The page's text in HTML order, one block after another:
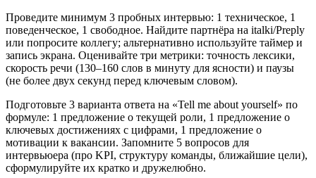
Проведите минимум 3 пробных интервью: 1 техническое, 1
поведенческое, 1 свободное. Найдите партнёра на italki/Preply
или попросите коллегу; альтернативно используйте таймер и
запись экрана. Оценивайте три метрики: точность лексики,
скорость речи (130–160 слов в минуту для ясности) и паузы
(не более двух секунд перед ключевым словом).
Подготовьте 3 варианта ответа на «Tell me about yourself» по
формуле: 1 предложение о текущей роли, 1 предложение о
ключевых достижениях с цифрами, 1 предложение о
мотивации к вакансии. Запомните 5 вопросов для
интервьюера (про KPI, структуру команды, ближайшие цели),
сформулируйте их кратко и дружелюбно.